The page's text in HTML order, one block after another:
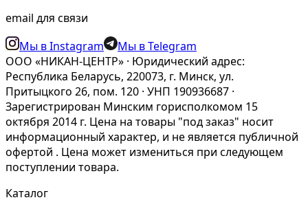
email для связи
Мы в Instagram
Мы в Telegram
ООО «НИКАН-ЦЕНТР» · Юридический адрес:
Республика Беларусь, 220073, г. Минск, ул.
Притыцкого 26, пом. 120 · УНП 190936687 ·
Зарегистрирован Минским горисполкомом 15
октября 2014 г. Цена на товары "под заказ" носит
информационный характер, и не является публичной
офертой . Цена может измениться при следующем
поступлении товара.
Каталог